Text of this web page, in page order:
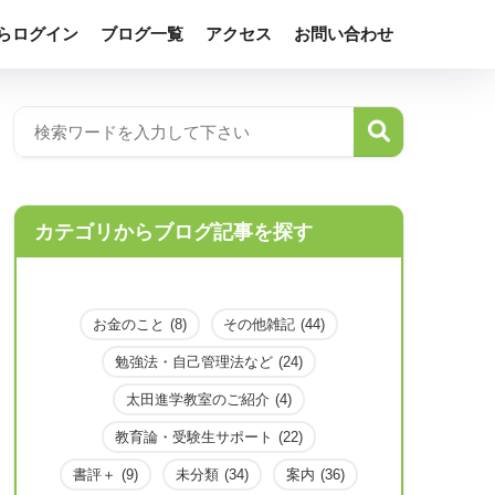
ログイン ブログ一覧 アクセス お問い合わせ
カテゴリからブログ記事を探す
お金のこと (8) その他雑記 (44)
勉強法・自己管理法など (24)
太田進学教室のご紹介 (4)
教育論・受験生サポート (22)
書評＋ (9) 未分類 (34) 案内 (36)